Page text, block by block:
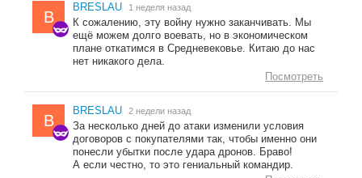
B
BRESLAU 1 неделя назад
К сожалению, эту войну нужно заканчивать. Мы
ещё можем долго воевать, но в экономическом
плане откатимся в Средневековье. Китаю до нас
нет никакого дела.
Посмотреть
B
BRESLAU 2 недели назад
За несколько дней до атаки изменили условия
договоров с покупателями так, чтобы именно они
понесли убытки после удара дронов. Браво!
А если честно, то это гениальный командир.